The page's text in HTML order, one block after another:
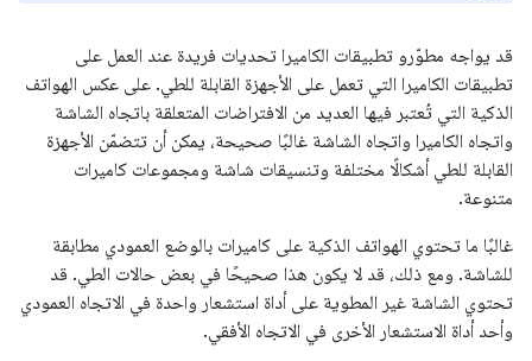
قد يواجه مطوّرو تطبيقات الكاميرا تحديات فريدة عند العمل على
تطبيقات الكاميرا التي تعمل على الأجهزة القابلة للطي. على عكس الهواتف
الذكية التي تُعتبر فيها العديد من الافتراضات المتعلقة باتجاه الشاشة
واتجاه الكاميرا واتجاه الشاشة غالبًا صحيحة، يمكن أن تتضمّن الأجهزة
القابلة للطي أشكالًا مختلفة وتنسيقات شاشة ومجموعات كاميرات
متنوعة.
غالبًا ما تحتوي الهواتف الذكية على كاميرات بالوضع العمودي مطابقة
للشاشة. ومع ذلك، قد لا يكون هذا صحيحًا في بعض حالات الطي. قد
تحتوي الشاشة غير المطوية على أداة استشعار واحدة في الاتجاه العمودي
وأحد أداة الاستشعار الأخرى في الاتجاه الأفقي.